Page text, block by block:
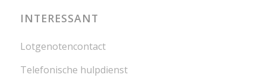
INTERESSANT
Lotgenotencontact
Telefonische hulpdienst